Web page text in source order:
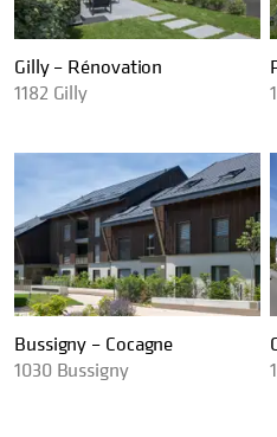
Gilly – Rénovation
1182 Gilly
Bussigny – Cocagne
1030 Bussigny